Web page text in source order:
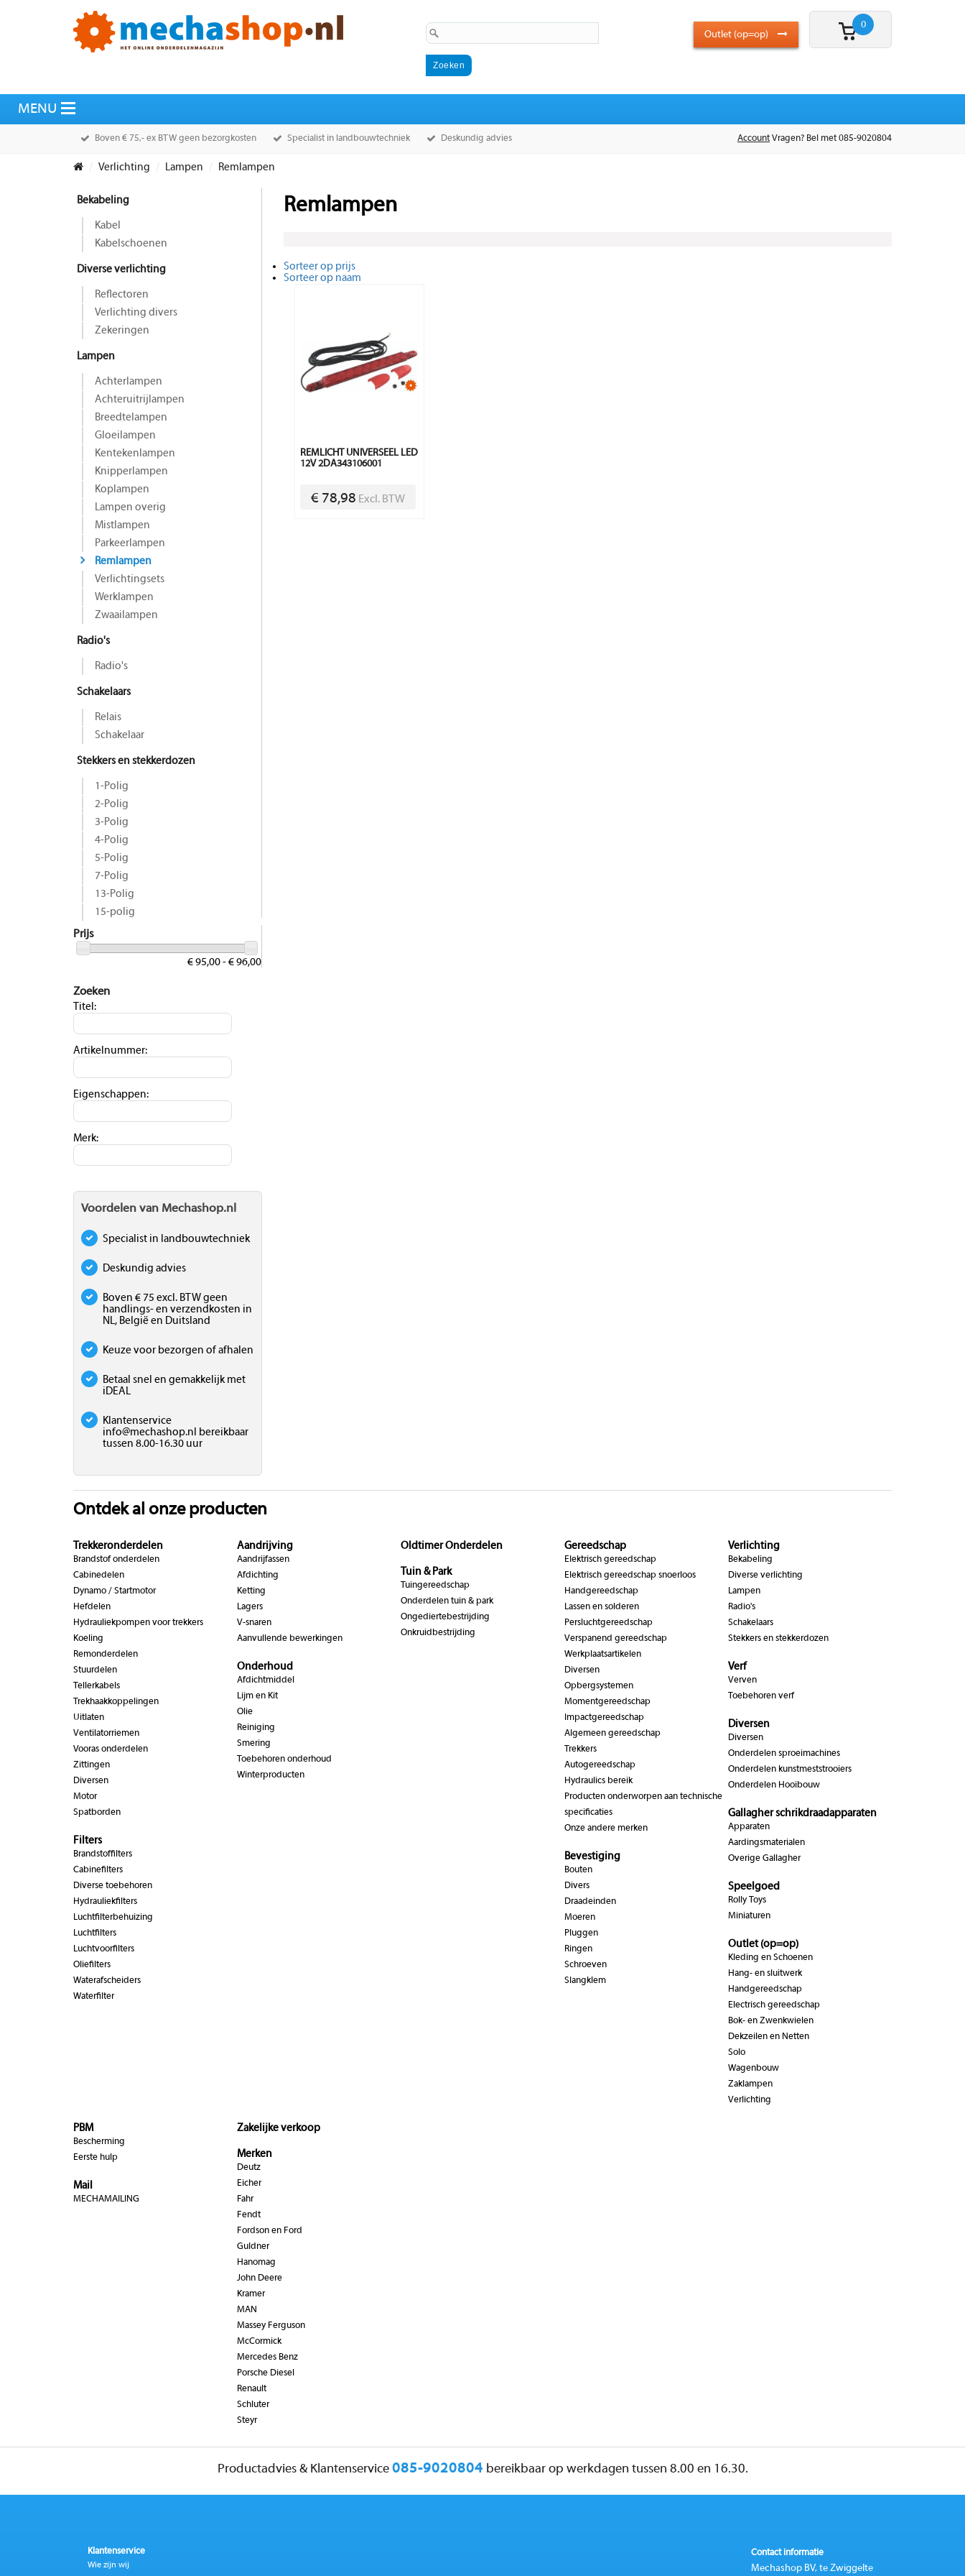
0
Outlet (op=op)
Boven € 75,- ex BTW geen bezorgkosten Specialist in landbouwtechniek Deskundig advies Account Vragen? Bel met 085-9020804
Verlichting Lampen Remlampen
Bekabeling
Kabel
Kabelschoenen
Diverse verlichting
Reflectoren
Verlichting divers
Zekeringen
Lampen
Achterlampen
Achteruitrijlampen
Breedtelampen
Gloeilampen
Kentekenlampen
Knipperlampen
Koplampen
Lampen overig
Mistlampen
Parkeerlampen
Remlampen
Verlichtingsets
Werklampen
Zwaailampen
Radio's
Radio's
Schakelaars
Relais
Schakelaar
Stekkers en stekkerdozen
1-Polig
2-Polig
3-Polig
4-Polig
5-Polig
7-Polig
13-Polig
15-polig
Prijs
€ 95,00 - € 96,00
Zoeken
Titel:
Artikelnummer:
Eigenschappen:
Merk:
Voordelen van Mechashop.nl
Specialist in landbouwtechniek
Deskundig advies
Boven € 75 excl. BTW geen
handlings- en verzendkosten in
NL, België en Duitsland
Keuze voor bezorgen of afhalen
Betaal snel en gemakkelijk met
iDEAL
Klantenservice
info@mechashop.nl
bereikbaar
tussen 8.00-16.30 uur
Remlampen
Sorteer op prijs
Sorteer op naam
REMLICHT UNIVERSEEL LED
12V 2DA343106001
€ 78,98 Excl. BTW
Ontdek al onze producten
Trekkeronderdelen
Brandstof onderdelen
Cabinedelen
Dynamo / Startmotor
Hefdelen
Hydrauliekpompen voor trekkers
Koeling
Remonderdelen
Stuurdelen
Tellerkabels
Trekhaakkoppelingen
Uitlaten
Ventilatorriemen
Vooras onderdelen
Zittingen
Diversen
Motor
Spatborden
Filters
Brandstoffilters
Cabinefilters
Diverse toebehoren
Hydrauliekfilters
Luchtfilterbehuizing
Luchtfilters
Luchtvoorfilters
Oliefilters
Waterafscheiders
Waterfilter
Aandrijving
Aandrijfassen
Afdichting
Ketting
Lagers
V-snaren
Aanvullende bewerkingen
Onderhoud
Afdichtmiddel
Lijm en Kit
Olie
Reiniging
Smering
Toebehoren onderhoud
Winterproducten
Oldtimer Onderdelen
Tuin & Park
Tuingereedschap
Onderdelen tuin & park
Ongediertebestrijding
Onkruidbestrijding
Gereedschap
Elektrisch gereedschap
Elektrisch gereedschap snoerloos
Handgereedschap
Lassen en solderen
Persluchtgereedschap
Verspanend gereedschap
Werkplaatsartikelen
Diversen
Opbergsystemen
Momentgereedschap
Impactgereedschap
Algemeen gereedschap
Trekkers
Autogereedschap
Hydraulics bereik
Producten onderworpen aan technische
specificaties
Onze andere merken
Bevestiging
Bouten
Divers
Draadeinden
Moeren
Pluggen
Ringen
Schroeven
Slangklem
Verlichting
Bekabeling
Diverse verlichting
Lampen
Radio's
Schakelaars
Stekkers en stekkerdozen
Verf
Verven
Toebehoren verf
Diversen
Diversen
Onderdelen sproeimachines
Onderdelen kunstmeststrooiers
Onderdelen Hooibouw
Gallagher schrikdraadapparaten
Apparaten
Aardingsmaterialen
Overige Gallagher
Speelgoed
Rolly Toys
Miniaturen
Outlet (op=op)
Kleding en Schoenen
Hang- en sluitwerk
Handgereedschap
Electrisch gereedschap
Bok- en Zwenkwielen
Dekzeilen en Netten
Solo
Wagenbouw
Zaklampen
Verlichting
PBM
Bescherming
Eerste hulp
Mail
MECHAMAILING
Zakelijke verkoop
Merken
Deutz
Eicher
Fahr
Fendt
Fordson en Ford
Guldner
Hanomag
John Deere
Kramer
MAN
Massey Ferguson
McCormick
Mercedes Benz
Porsche Diesel
Renault
Schluter
Steyr
Productadvies & Klantenservice 085-9020804 bereikbaar op werkdagen tussen 8.00 en 16.30.
Klantenservice
Wie zijn wij
Contact informatie
Mechashop BV, te Zwiggelte